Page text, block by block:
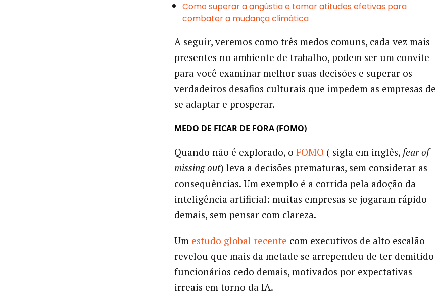
Como superar a angústia e tomar atitudes efetivas para
combater a mudança climática
A seguir, veremos como três medos comuns, cada vez mais
presentes no ambiente de trabalho, podem ser um convite
para você examinar melhor suas decisões e superar os
verdadeiros desafios culturais que impedem as empresas de
se adaptar e prosperar.
MEDO DE FICAR DE FORA (FOMO)
Quando não é explorado, o FOMO ( sigla em inglês, fear of
missing out) leva a decisões prematuras, sem considerar as
consequências. Um exemplo é a corrida pela adoção da
inteligência artificial: muitas empresas se jogaram rápido
demais, sem pensar com clareza.
Um estudo global recente com executivos de alto escalão
revelou que mais da metade se arrependeu de ter demitido
funcionários cedo demais, motivados por expectativas
irreais em torno da IA.